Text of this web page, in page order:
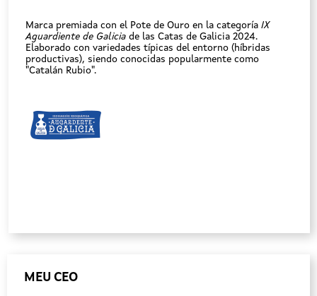
Marca premiada con el Pote de Ouro en la categoría IX
Aguardiente de Galicia de las Catas de Galicia 2024.
Elaborado con variedades típicas del entorno (híbridas
productivas), siendo conocidas popularmente como
"Catalán Rubio".
MEU CEO